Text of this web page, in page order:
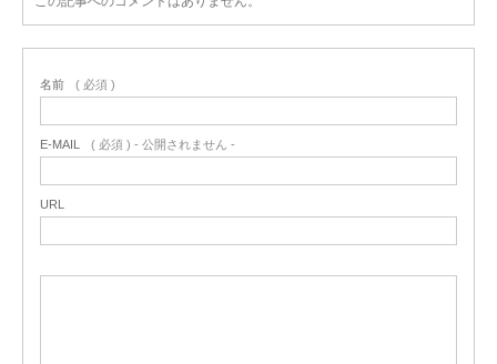
名前 ( 必須 )
E-MAIL ( 必須 ) - 公開されません -
URL